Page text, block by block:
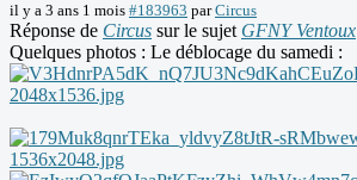
il y a 3 ans 1 mois #183963 parCircus
Réponse de Circus sur le sujet GFNY Ventoux
Quelques photos : Le déblocage du samedi :